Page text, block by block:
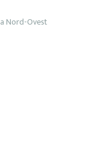
Nord-Ovest